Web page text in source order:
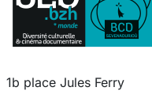
1b place Jules Ferry